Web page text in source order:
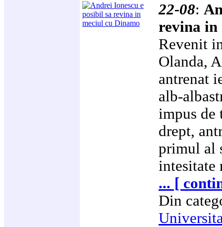
22-08:
revina in
Revenit
Olanda,
antrenat
alb-
impus
drept,
primul al
intesitate
... [
Din